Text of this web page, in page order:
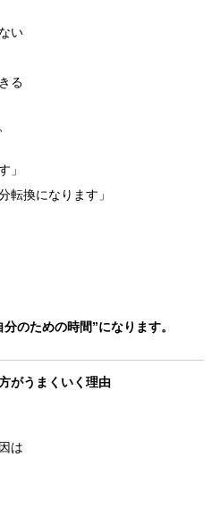
い
る
」
転換になります」
のための時間”になります。
がうまくいく理由
は